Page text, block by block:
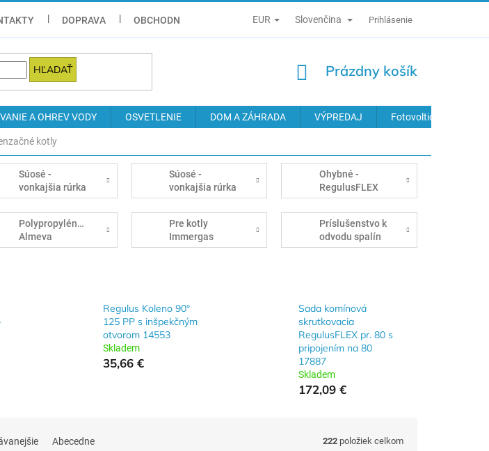
DOPRAVA OBCHODNÉ PODMIENKY ZÁSADY SPRACÚVANIA OSOBNÝCH ÚDAJOV
EUR Slovenčina Prihlásenie
HĽADAŤ
NÁKUPNÝ
Prázdny košík
A OHREV VODY OSVETLENIE DOM A ZÁHRADA VÝPREDAJ Fotovoltické systémy
kotly
Súosé -
vonkajšia rúrka
plech
Súosé -
vonkajšia rúrka
plast
Ohybné -
RegulusFLEX
Polypropylénové
Almeva
Pre kotly
Immergas
Príslušenstvo k
odvodu spalín
Regulus Koleno 90°
125 PP s inšpekčným
otvorom 14553
Skladem
35,66 €
Sada komínová
skrutkovacia
RegulusFLEX pr. 80 s
pripojením na 80
17887
Skladem
172,09 €
Abecedne 222 položiek celkom